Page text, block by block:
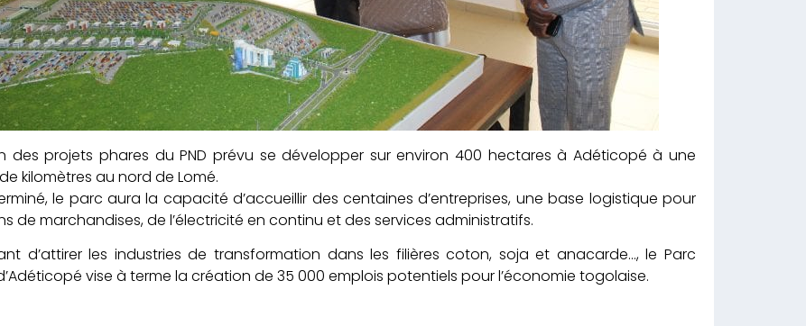
des projets phares du PND prévu se développer sur environ 400 hectares à Adéticopé à une
kilomètres au nord de Lomé.
le parc aura la capacité d’accueillir des centaines d’entreprises, une base logistique pour
de marchandises, de l’électricité en continu et des services administratifs.
d’attirer les industries de transformation dans les filières coton, soja et anacarde…, le Parc
vise à terme la création de 35 000 emplois potentiels pour l’économie togolaise.